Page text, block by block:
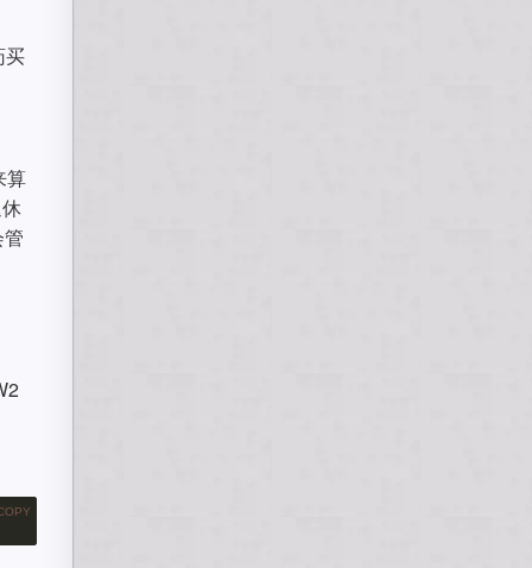
买
算